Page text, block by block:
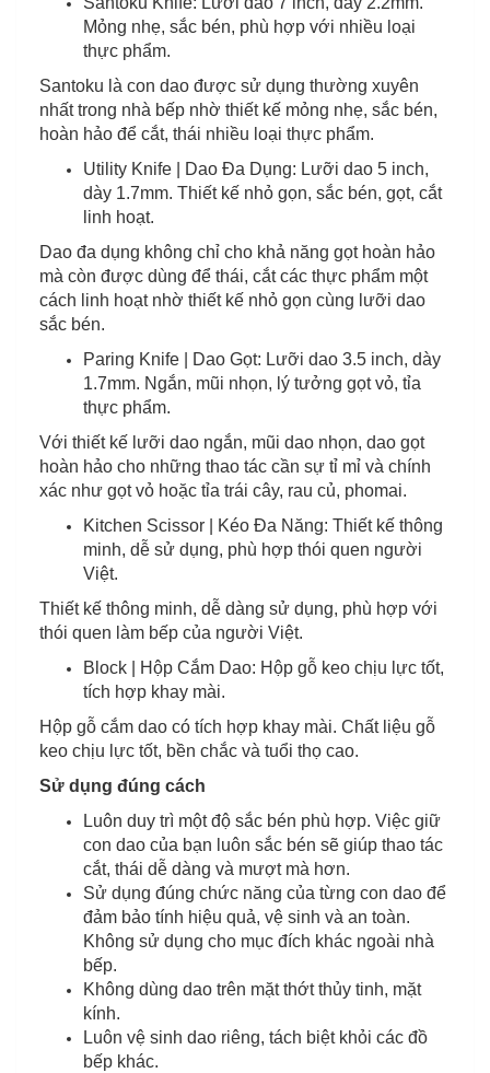
Mỏng nhẹ, sắc bén, phù hợp với nhiều loại
thực phẩm.
Santoku là con dao được sử dụng thường xuyên
nhất trong nhà bếp nhờ thiết kế mỏng nhẹ, sắc bén,
hoàn hảo để cắt, thái nhiều loại thực phẩm.
Utility Knife | Dao Đa Dụng: Lưỡi dao 5 inch,
dày 1.7mm. Thiết kế nhỏ gọn, sắc bén, gọt, cắt
linh hoạt.
Dao đa dụng không chỉ cho khả năng gọt hoàn hảo
mà còn được dùng để thái, cắt các thực phẩm một
cách linh hoạt nhờ thiết kế nhỏ gọn cùng lưỡi dao
sắc bén.
Paring Knife | Dao Gọt: Lưỡi dao 3.5 inch, dày
1.7mm. Ngắn, mũi nhọn, lý tưởng gọt vỏ, tỉa
thực phẩm.
Với thiết kế lưỡi dao ngắn, mũi dao nhọn, dao gọt
hoàn hảo cho những thao tác cần sự tỉ mỉ và chính
xác như gọt vỏ hoặc tỉa trái cây, rau củ, phomai.
Kitchen Scissor | Kéo Đa Năng: Thiết kế thông
minh, dễ sử dụng, phù hợp thói quen người
Việt.
Thiết kế thông minh, dễ dàng sử dụng, phù hợp với
thói quen làm bếp của người Việt.
Block | Hộp Cắm Dao: Hộp gỗ keo chịu lực tốt,
tích hợp khay mài.
Hộp gỗ cắm dao có tích hợp khay mài. Chất liệu gỗ
keo chịu lực tốt, bền chắc và tuổi thọ cao.
Sử dụng đúng cách
Luôn duy trì một độ sắc bén phù hợp. Việc giữ
con dao của bạn luôn sắc bén sẽ giúp thao tác
cắt, thái dễ dàng và mượt mà hơn.
Sử dụng đúng chức năng của từng con dao để
đảm bảo tính hiệu quả, vệ sinh và an toàn.
Không sử dụng cho mục đích khác ngoài nhà
bếp.
Không dùng dao trên mặt thớt thủy tinh, mặt
kính.
Luôn vệ sinh dao riêng, tách biệt khỏi các đồ
bếp khác.